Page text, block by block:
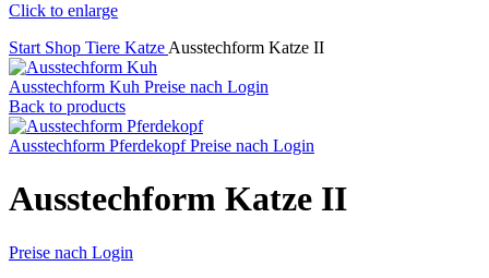
Click to enlarge
Start Shop Tiere Katze Ausstechform Katze II
Ausstechform Kuh Preise nach Login
Back to products
Ausstechform PferdekopfPreise nach Login
Ausstechform Katze II
Preise nach Login